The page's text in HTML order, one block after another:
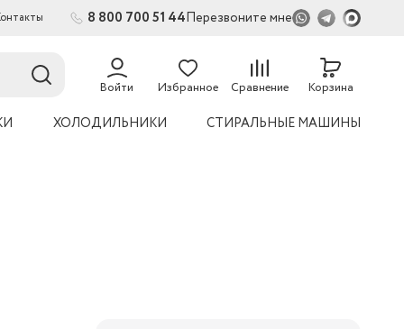
8 800 700 51 44Перезвоните мне
Войти Избранное Сравнение
54
Корзина
ХОЛОДИЛЬНИКИ СТИРАЛЬНЫЕ МАШИНЫ